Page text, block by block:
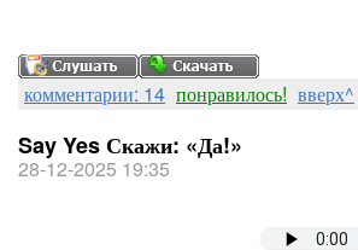
комментарии: 14 понравилось! вверх^
Say Yes Скажи: «Да!»
28-12-2025 19:35